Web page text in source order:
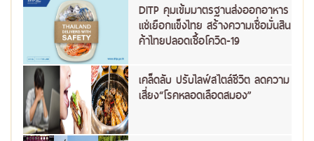
DITP คุมเข้มมาตรฐานส่งออกอาหาร
แช่เยือกแข็งไทย สร้างความเชื่อมั่นสิน
ค้าไทยปลอดเชื้อโควิด-19
เคล็ดลับ ปรับไลฟ์สไตล์ชีวิต ลดความ
เสี่ยง“โรคหลอดเลือดสมอง”